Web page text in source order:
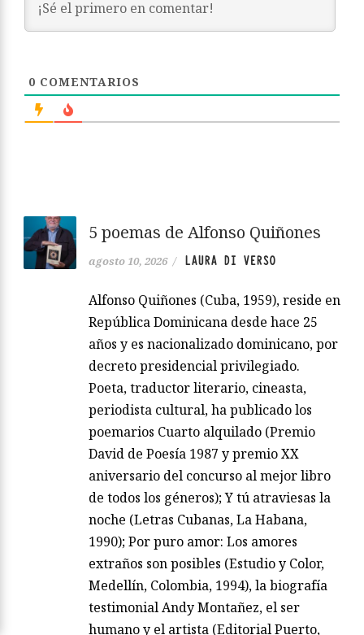
0 COMENTARIOS
5 poemas de Alfonso Quiñones
agosto 10, 2026 / LAURA DI VERSO
Alfonso Quiñones (Cuba, 1959), reside en
República Dominicana desde hace 25
años y es nacionalizado dominicano, por
decreto presidencial privilegiado.
Poeta, traductor literario, cineasta,
periodista cultural, ha publicado los
poemarios Cuarto alquilado (Premio
David de Poesía 1987 y premio XX
aniversario del concurso al mejor libro
de todos los géneros); Y tú atraviesas la
noche (Letras Cubanas, La Habana,
1990); Por puro amor: Los amores
extraños son posibles (Estudio y Color,
Medellín, Colombia, 1994), la biografía
testimonial Andy Montañez, el ser
humano y el artista (Editorial Puerto,